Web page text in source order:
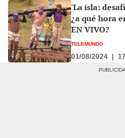
'La isla:
¿a qué hora
EN VIVO?
TELEMUNDO
01/08/2024 |